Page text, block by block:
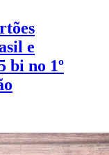
e
bi no 1º